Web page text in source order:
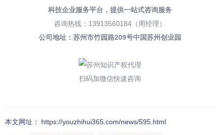
科技企业服务平台， 提供一站式咨询服务
咨询热线：13913560184（周经理）
公司地址：苏州市竹园路209号中国苏州创业园
扫码加微信快速咨询
本文网址： https://youzhihui365.com/news/595.html